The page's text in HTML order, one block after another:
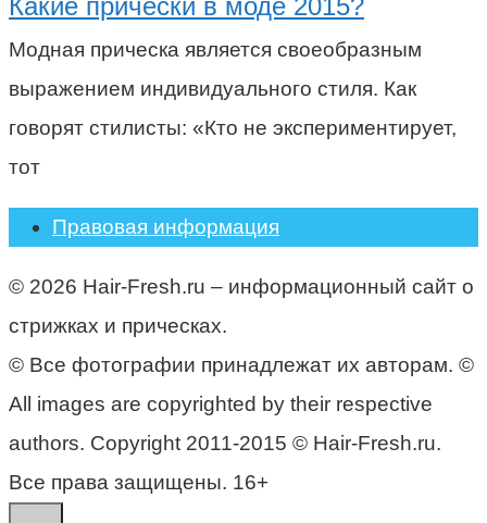
Какие прически в моде 2015?
Модная прическа является своеобразным
выражением индивидуального стиля. Как
говорят стилисты: «Кто не экспериментирует,
тот
Правовая информация
© 2026 Hair-Fresh.ru – информационный сайт о
стрижках и прическах.
© Все фотографии принадлежат их авторам. ©
All images are copyrighted by their respective
authors. Copyright 2011-2015 © Hair-Fresh.ru.
Все права защищены. 16+